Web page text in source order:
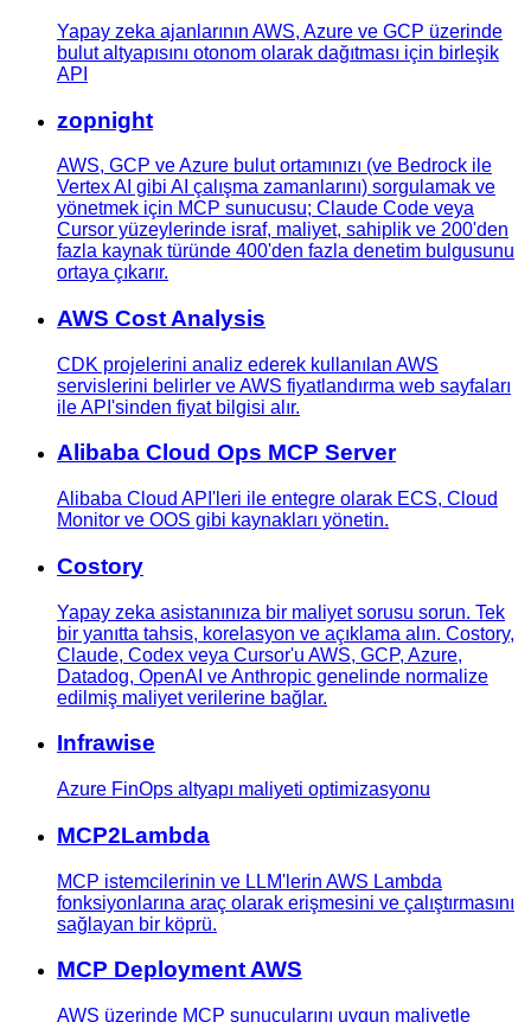
Yapay zeka ajanlarının AWS, Azure ve GCP üzerinde
bulut altyapısını otonom olarak dağıtması için birleşik
API
zopnight
AWS, GCP ve Azure bulut ortamınızı (ve Bedrock ile
Vertex AI gibi AI çalışma zamanlarını) sorgulamak ve
yönetmek için MCP sunucusu; Claude Code veya
Cursor yüzeylerinde israf, maliyet, sahiplik ve 200'den
fazla kaynak türünde 400'den fazla denetim bulgusunu
ortaya çıkarır.
AWS Cost Analysis
CDK projelerini analiz ederek kullanılan AWS
servislerini belirler ve AWS fiyatlandırma web sayfaları
ile API'sinden fiyat bilgisi alır.
Alibaba Cloud Ops MCP Server
Alibaba Cloud API'leri ile entegre olarak ECS, Cloud
Monitor ve OOS gibi kaynakları yönetin.
Costory
Yapay zeka asistanınıza bir maliyet sorusu sorun. Tek
bir yanıtta tahsis, korelasyon ve açıklama alın. Costory,
Claude, Codex veya Cursor'u AWS, GCP, Azure,
Datadog, OpenAI ve Anthropic genelinde normalize
edilmiş maliyet verilerine bağlar.
Infrawise
Azure FinOps altyapı maliyeti optimizasyonu
MCP2Lambda
MCP istemcilerinin ve LLM'lerin AWS Lambda
fonksiyonlarına araç olarak erişmesini ve çalıştırmasını
sağlayan bir köprü.
MCP Deployment AWS
AWS üzerinde MCP sunucularını uygun maliyetle